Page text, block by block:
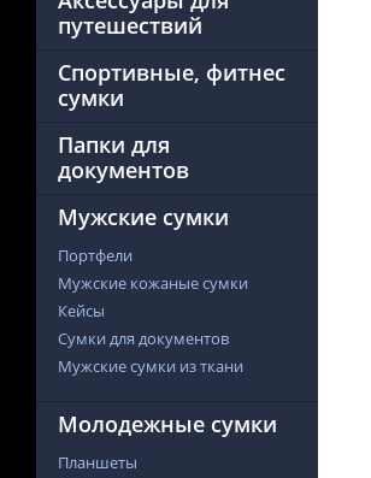
путешествий
Спортивные, фитнес
сумки
Папки для
документов
Мужские сумки
Портфели
Мужские кожаные сумки
Кейсы
Сумки для документов
Мужские сумки из ткани
Молодежные сумки
Планшеты